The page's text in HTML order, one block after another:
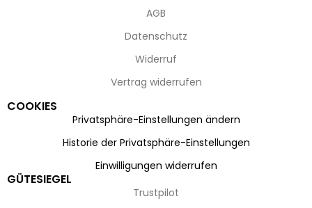
AGB
Datenschutz
Widerruf
Vertrag widerrufen
COOKIES
Privatsphäre-Einstellungen ändern
Historie der Privatsphäre-Einstellungen
Einwilligungen widerrufen
GÜTESIEGEL
Trustpilot